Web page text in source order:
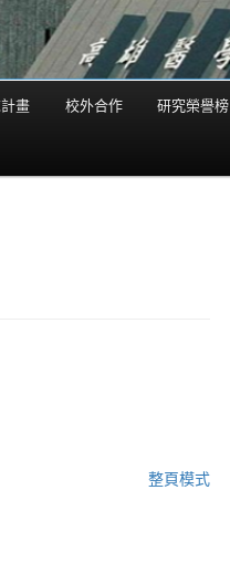
畫 校外合作 研究榮譽榜
整頁模式